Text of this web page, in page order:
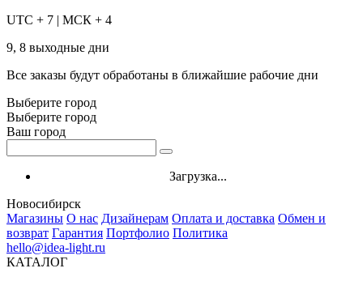
UTC + 7 | МСК + 4
9, 8 выходные дни
Все заказы будут обработаны в ближайшие рабочие дни
Выберите город
Выберите город
Ваш город
Загрузка...
Новосибирск
Магазины О нас Дизайнерам Оплата и доставка Обмен и
возврат Гарантия Портфолио Политика
hello@idea-light.ru
КАТАЛОГ